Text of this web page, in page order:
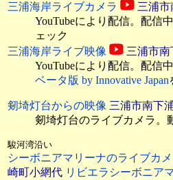
三浦海岸ライブカメラ
三浦市
YouTubeにより配信。配信
ェック
三浦海岸ライブ映像
三浦市南
YouTubeにより配信。配信
ベータ版 by Innovative Japan
剱埼灯台からの映像 三浦市南下
剱埼灯台のライブカメラ。
駿河湾沿い
シーボニアマリーナのライブカ
崎町小網代 リビエラシーボニア